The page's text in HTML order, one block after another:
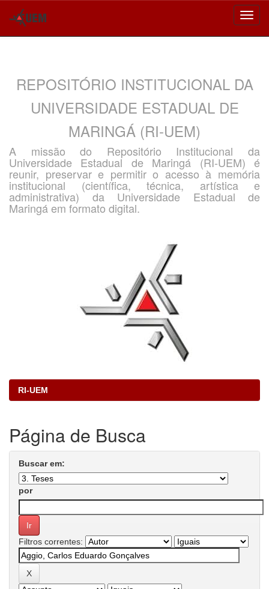
REPOSITÓRIO INSTITUCIONAL DA
UNIVERSIDADE ESTADUAL DE
MARINGÁ (RI-UEM)
A missão do Repositório Institucional da
Universidade Estadual de Maringá (RI-UEM) é
reunir, preservar e permitir o acesso à memória
institucional (científica, técnica, artística e
administrativa) da Universidade Estadual de
Maringá em formato digital.
RI-UEM
Página de Busca
Buscar em:
por
Filtros correntes: